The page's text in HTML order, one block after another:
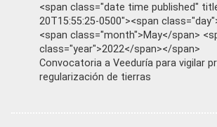
<span class="date time published"
20T15:55:25-0500"><span
<span class="month">May</span>
class="year">2022</span></span>
Convocatoria a Veeduría para vigilar
regularización de tierras